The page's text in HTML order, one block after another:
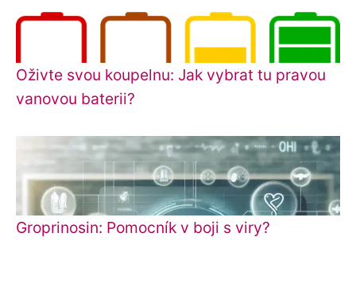
Oživte svou koupelnu: Jak vybrat tu pravou
vanovou baterii?
Groprinosin: Pomocník v boji s viry?